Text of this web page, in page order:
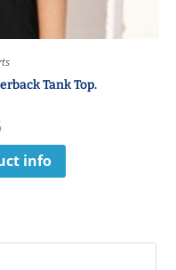
Tank Top.
info